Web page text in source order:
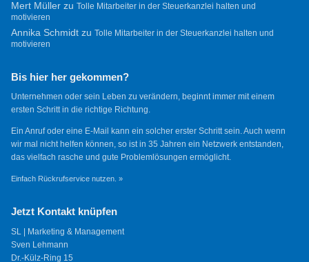
Mert Müllerzu Tolle Mitarbeiter in der Steuerkanzlei halten und
motivieren
Annika Schmidtzu Tolle Mitarbeiter in der Steuerkanzlei halten und
motivieren
Bis hier her gekommen?
Unternehmen oder sein Leben zu verändern, beginnt immer mit einem
ersten Schritt in die richtige Richtung.
Ein Anruf oder eine E-Mail kann ein solcher erster Schritt sein. Auch wenn
wir mal nicht helfen können, so ist in 35 Jahren ein Netzwerk entstanden,
das vielfach rasche und gute Problemlösungen ermöglicht.
Einfach Rückrufservice nutzen. »
Jetzt Kontakt knüpfen
SL | Marketing & Management
Sven Lehmann
Dr.-Külz-Ring 15